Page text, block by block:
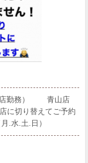
店勤務） 青山店
に切り替えてご予約
.水.土.日）